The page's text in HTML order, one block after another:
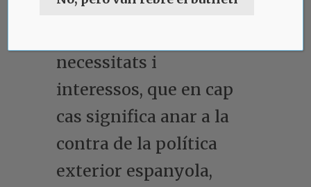
internacionald’acord
necessitats i
interessos, que en cap
cas significa anar a la
contra de la política
exterior espanyola,